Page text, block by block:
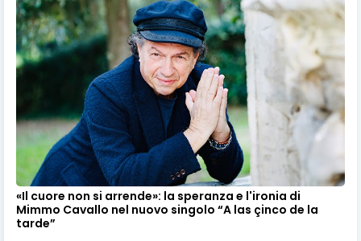
«Il cuore non si arrende»: la speranza e l'ironia di
Mimmo Cavallo nel nuovo singolo “A las çinco de la
tarde”